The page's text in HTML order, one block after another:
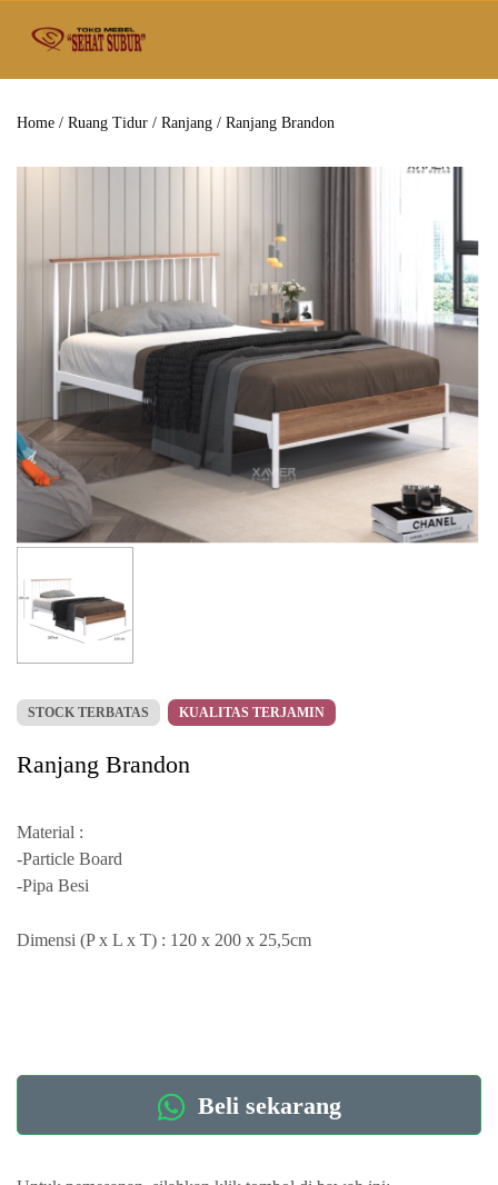
Home / Ruang Tidur / Ranjang / Ranjang Brandon
STOCK TERBATAS KUALITAS TERJAMIN
Ranjang Brandon
Material :
-Particle Board
-Pipa Besi
Dimensi (P x L x T) : 120 x 200 x 25,5cm
Beli sekarang